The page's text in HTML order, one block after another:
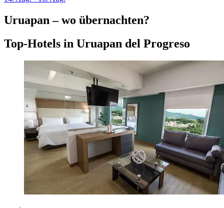
Uruapan – wo übernachten?
Top-Hotels in Uruapan del Progreso